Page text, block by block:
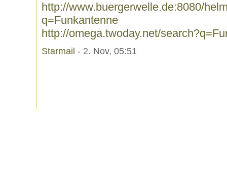
http://www.buergerwelle.de:8080/
q=Funkantenne
http://omega.twoday.net/
Starmail - 2. Nov, 05:51